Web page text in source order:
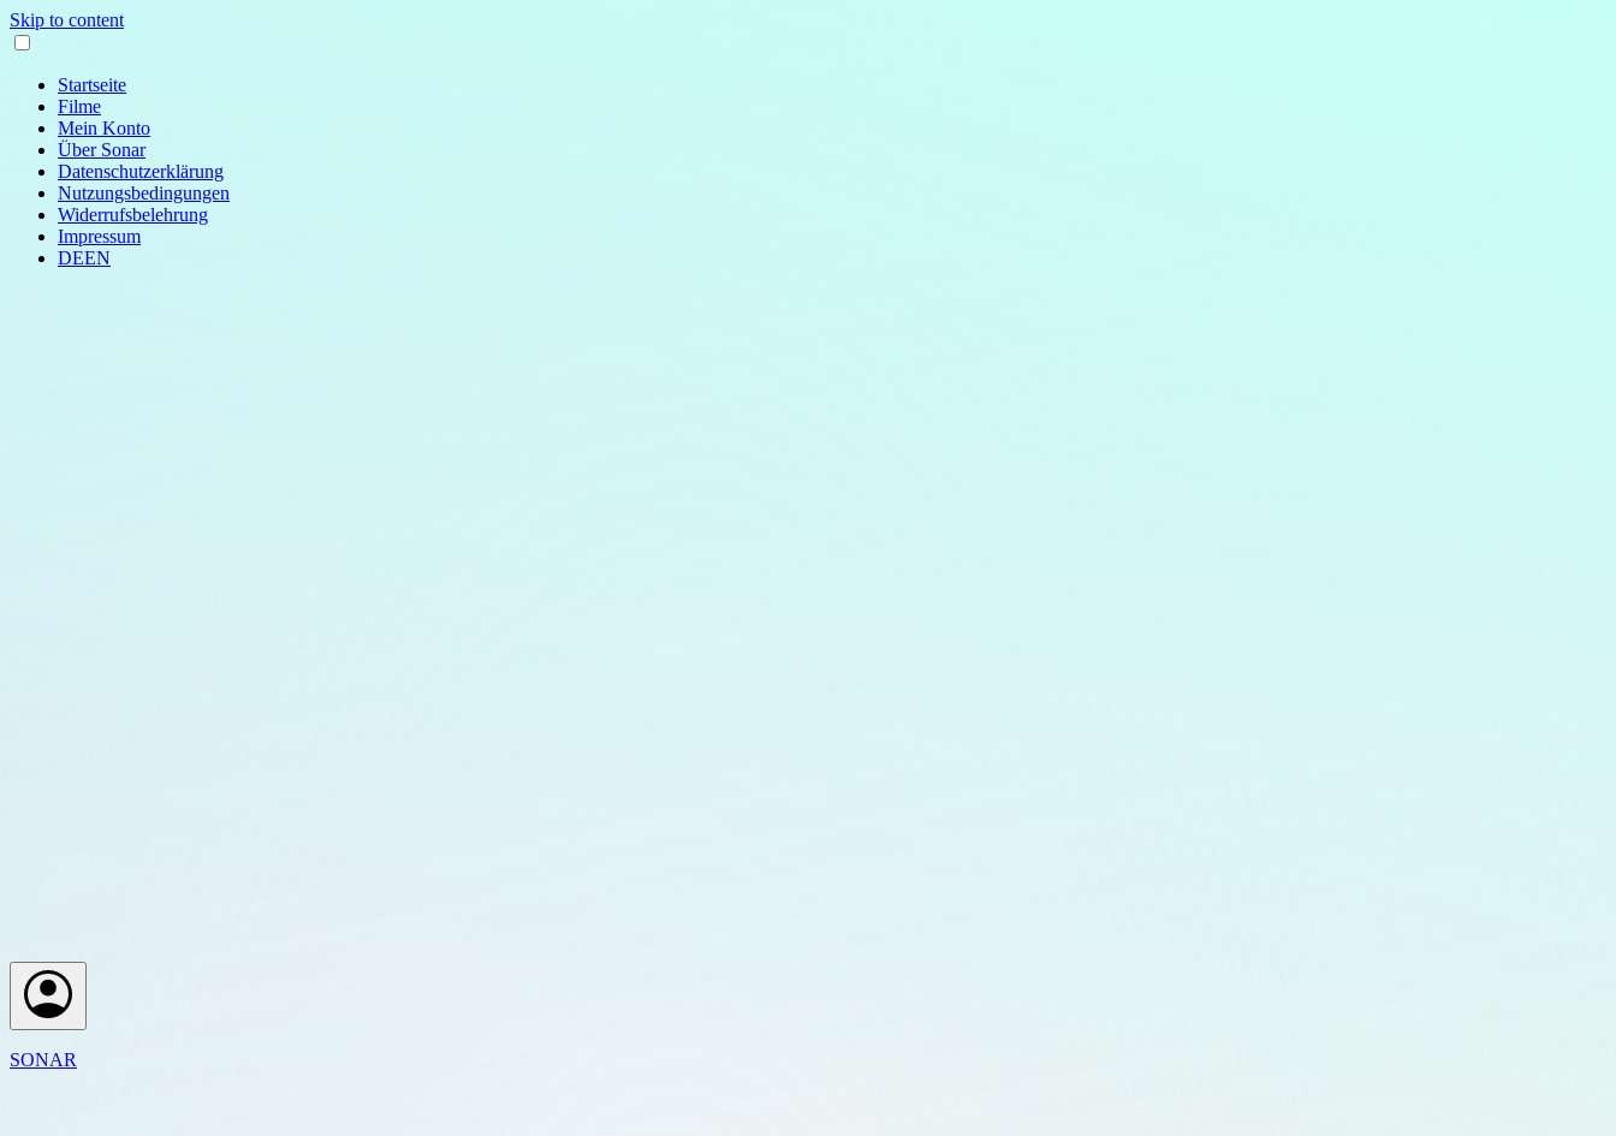
Skip to content
Startseite
Filme
Mein Konto
Über Sonar
Datenschutzerklärung
Nutzungsbedingungen
Widerrufsbelehrung
Impressum
DEEN
SONAR